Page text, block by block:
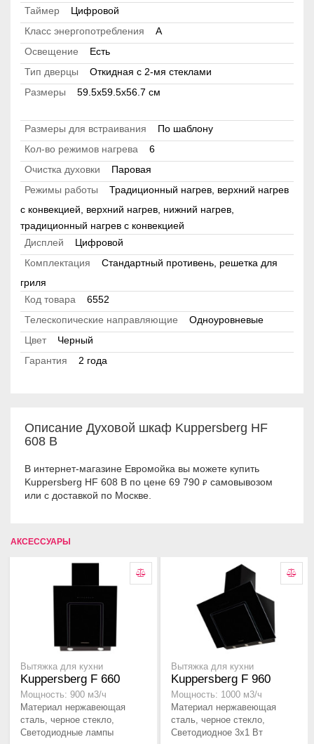
Таймер
Цифровой
Класс энергопотребления
А
Освещение
Есть
Тип дверцы
Откидная с 2-мя стеклами
Размеры
59.5х59.5х56.7 см
Размеры для встраивания
По шаблону
Кол-во режимов нагрева
6
Очистка духовки
Паровая
Режимы работы
Традиционный нагрев, верхний нагрев
с конвекцией, верхний нагрев, нижний нагрев,
традиционный нагрев с конвекцией
Дисплей
Цифровой
Комплектация
Стандартный противень, решетка для
гриля
Код товара
6552
Телескопические направляющие
Одноуровневые
Цвет
Черный
Гарантия
2 года
Описание Духовой шкаф Kuppersberg HF
608 B
В интернет-магазине Евромойка вы можете купить
Kuppersberg HF 608 B по цене 69 790 ₽ самовывозом
или с доставкой по Москве.
АКСЕССУАРЫ
Вытяжка для кухни
Kuppersberg F 660
Мощность: 900 м3/ч
Материал нержавеющая
сталь, черное стекло,
Светодиодные лампы
Вытяжка для кухни
Kuppersberg F 960
Мощность: 1000 м3/ч
Материал нержавеющая
сталь, черное стекло,
Светодиодное 3х1 Вт